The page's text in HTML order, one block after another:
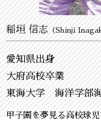
稲垣 信志（Shinji
愛知県出身
大府高校卒業
東海大学 海洋学部
甲子園を夢見る高校球